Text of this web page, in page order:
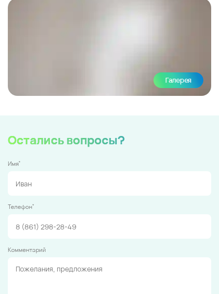
Галерея
Остались вопросы?
Имя*
Телефон*
Комментарий